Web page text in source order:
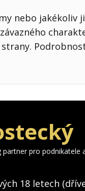
nebo jakékoliv
pro podnikatele
18 letech